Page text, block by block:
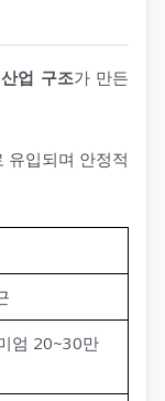
업 구조가 만든
유입되며 안정적
엄 20~30만